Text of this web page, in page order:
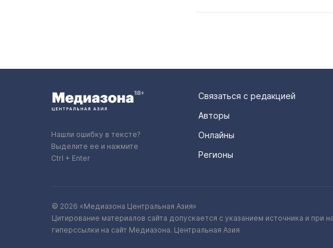
Нашли ошибку в тексте?
Выделите ее и нажмите
Ctrl + Enter
Связаться с редакцией
Авторы
Онлайны
Регионы
© 2026 «Медиазона Центральная Азия»
Цитирование материалов сайта допускается с указанием источника и при
гиперссылки на сайт Медиазона. Центральная Азия